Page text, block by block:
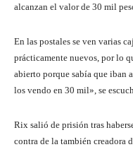
alcanzan el valor de 30 mil
En las postales se ven varias
prácticamente nuevos, por lo
abierto porque sabía que iban
los vendo en 30 mil», se
Rix salió de prisión tras
contra de la también creadora